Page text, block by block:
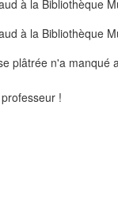
plâtrée n'a manqué
!